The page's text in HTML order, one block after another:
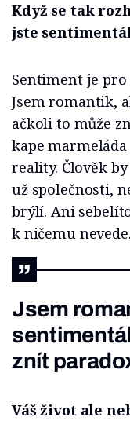
Když se tak
jste
Sentiment je pro
Jsem romantik,
ačkoli to může
kape
reality. Člověk
už společnosti,
brýlí. Ani
k ničemu nevede.
Jsem
znít
Váš život ale